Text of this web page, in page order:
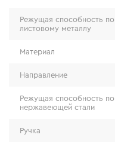
Режущая способность по
листовому металлу
Материал
Направление
Режущая способность по
нержавеющей стали
Ручка